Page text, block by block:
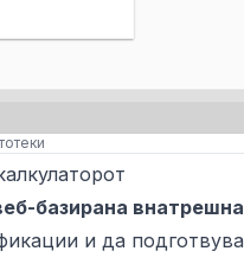
базирана
и да